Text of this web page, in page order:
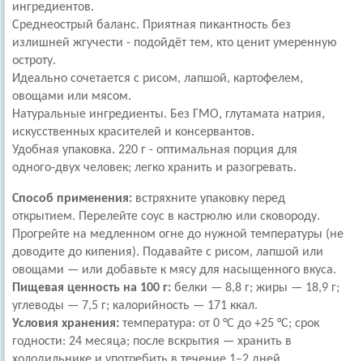
ингредиентов.
Среднеострый баланс. Приятная пикантность без
излишней жгучести - подойдёт тем, кто ценит умеренную
остроту.
Идеально сочетается с рисом, лапшой, картофелем,
овощами или мясом.
Натуральные ингредиенты. Без ГМО, глутамата натрия,
искусственных красителей и консервантов.
Удобная упаковка. 220 г - оптимальная порция для
одного‑двух человек; легко хранить и разогревать.
Способ применения: встряхните упаковку перед
открытием. Перелейте соус в кастрюлю или сковороду.
Прогрейте на медленном огне до нужной температуры (не
доводите до кипения). Подавайте с рисом, лапшой или
овощами — или добавьте к мясу для насыщенного вкуса.
Пищевая ценность на 100 г: белки — 8,8 г; жиры — 18,9 г;
углеводы — 7,5 г; калорийность — 171 ккал.
Условия хранения: температура: от 0 °C до +25 °C; срок
годности: 24 месяца; после вскрытия — хранить в